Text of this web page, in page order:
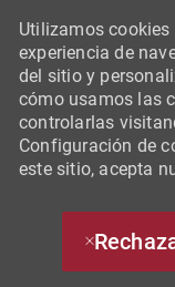
Utilizamos
experiencia de
del sitio y
cómo usamos las
controlarlas
Configuración de
este sitio, acepta